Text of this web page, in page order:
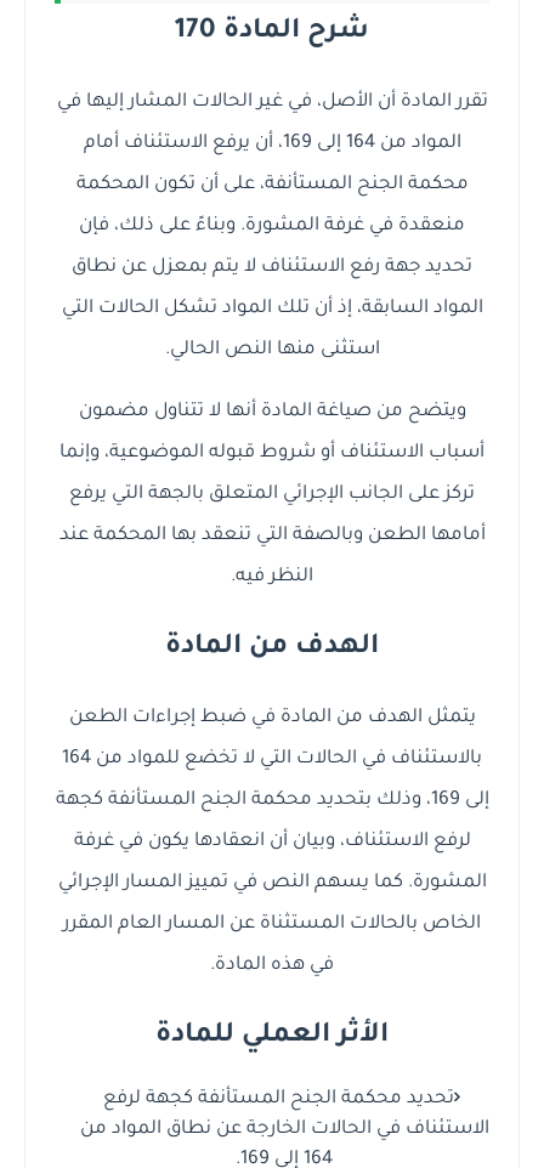
شرح المادة 170
تقرر المادة أن الأصل، في غير الحالات المشار إليها في
المواد من 164 إلى 169، أن يرفع الاستئناف أمام
محكمة الجنح المستأنفة، على أن تكون المحكمة
منعقدة في غرفة المشورة. وبناءً على ذلك، فإن
تحديد جهة رفع الاستئناف لا يتم بمعزل عن نطاق
المواد السابقة، إذ أن تلك المواد تشكل الحالات التي
استثنى منها النص الحالي.
ويتضح من صياغة المادة أنها لا تتناول مضمون
أسباب الاستئناف أو شروط قبوله الموضوعية، وإنما
تركز على الجانب الإجرائي المتعلق بالجهة التي يرفع
أمامها الطعن وبالصفة التي تنعقد بها المحكمة عند
النظر فيه.
الهدف من المادة
يتمثل الهدف من المادة في ضبط إجراءات الطعن
بالاستئناف في الحالات التي لا تخضع للمواد من 164
إلى 169، وذلك بتحديد محكمة الجنح المستأنفة كجهة
لرفع الاستئناف، وبيان أن انعقادها يكون في غرفة
المشورة. كما يسهم النص في تمييز المسار الإجرائي
الخاص بالحالات المستثناة عن المسار العام المقرر
في هذه المادة.
الأثر العملي للمادة
تحديد محكمة الجنح المستأنفة كجهة لرفع
الاستئناف في الحالات الخارجة عن نطاق المواد من
164 إلى 169.